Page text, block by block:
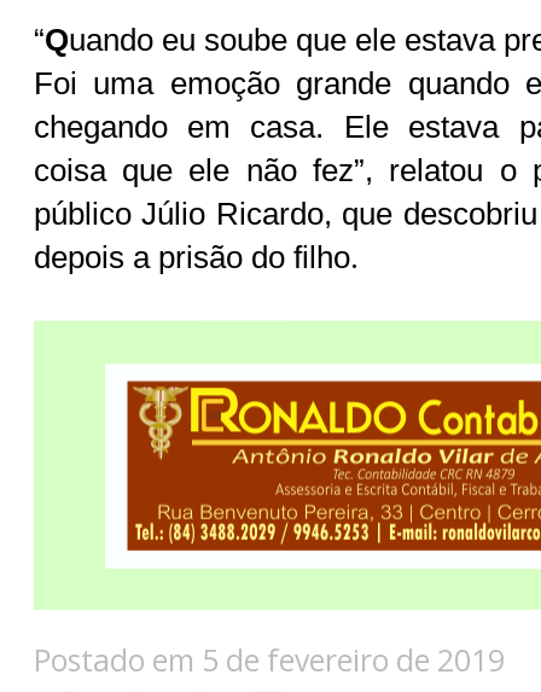
“Quando eu soube que ele estava
Foi uma emoção grande quando
chegando em casa. Ele estava
coisa que ele não fez”, relatou o
público Júlio Ricardo, que
depois a prisão do filho.
Postado em 5 de fevereiro de 2019